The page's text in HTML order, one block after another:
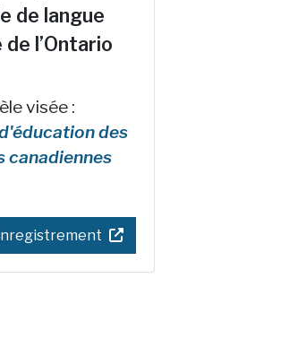
de langue
l’Ontario
visée :
des
canadiennes